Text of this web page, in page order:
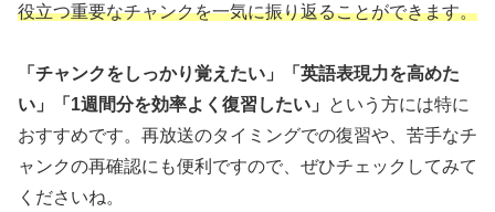
役立つ重要なチャンクを一気に振り返ることができます。
「チャンクをしっかり覚えたい」「英語表現力を高めた
い」「1週間分を効率よく復習したい」
という方には特に
おすすめです。再放送のタイミングでの復習や、苦手なチ
ャンクの再確認にも便利ですので、ぜひチェックしてみて
くださいね。